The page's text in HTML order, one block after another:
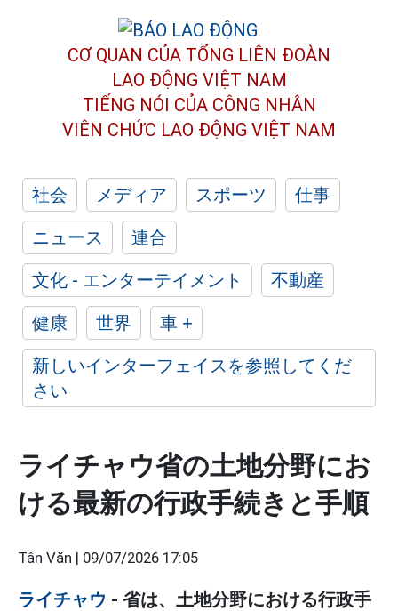
CƠ QUAN CỦA TỔNG LIÊN ĐOÀN
LAO ĐỘNG VIỆT NAM
TIẾNG NÓI CỦA CÔNG NHÂN
VIÊN CHỨC LAO ĐỘNG VIỆT NAM
社会 メディア スポーツ
仕事
ニュース
連合
文化 - エンターテイメント
不動産
健康
世界
車 +
新しいインターフェイスを参照してくだ
さい
ライチャウ省の土地分野にお
ける最新の行政手続きと手順
Tân Văn | 09/07/2026 17:05
ライチャウ - 省は、土地分野における行政手